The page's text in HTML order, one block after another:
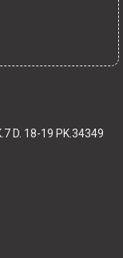
D. 18-19 PK.34349